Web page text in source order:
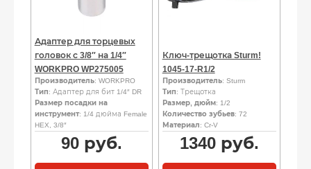
Адаптер для торцевых
головок с 3/8″ на 1/4″
WORKPRO WP275005
Производитель: WORKPRO
Тип: Адаптер для бит 1/4″ DR
Размер посадки на
инструмент: 1/4 дюйма Female
HEX, 3/8″
90руб.
Ключ-трещотка Sturm!
1045-17-R1/2
Производитель: Sturm
Тип: Трещотка
Размер, дюйм: 1/2
Количество зубьев: 72
Материал: Cr-V
1340руб.